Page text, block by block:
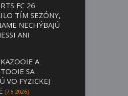
FC 26
TÍM SEZÓNY,
NECHÝBAJÚ
ANI
A
SA
VO FYZICKEJ
[7.8 2026]